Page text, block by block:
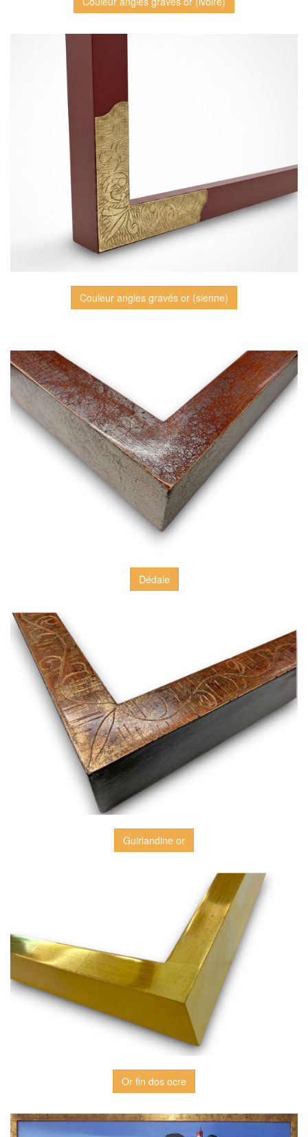
Couleur angles gravés or (sienne)
Dédale
Guirlandine or
Or fin dos ocre